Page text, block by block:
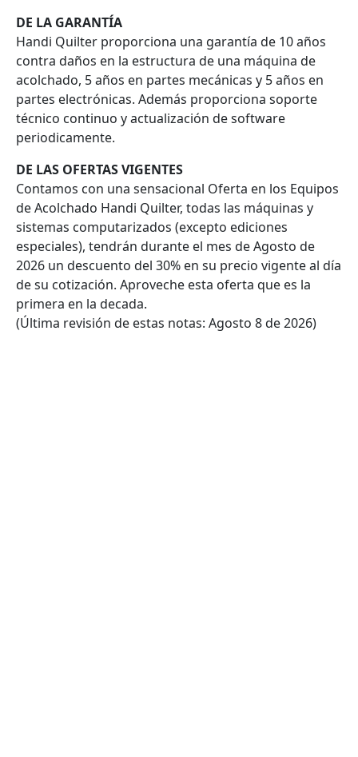
DE LA GARANTÍA
Handi Quilter proporciona una garantía de 10 años
contra daños en la estructura de una máquina de
acolchado, 5 años en partes mecánicas y 5 años en
partes electrónicas. Además proporciona soporte
técnico continuo y actualización de software
periodicamente.
DE LAS OFERTAS VIGENTES
Contamos con una sensacional Oferta en los Equipos
de Acolchado Handi Quilter, todas las máquinas y
sistemas computarizados (excepto ediciones
especiales), tendrán durante el mes de Agosto de
2026 un descuento del 30% en su precio vigente al día
de su cotización. Aproveche esta oferta que es la
primera en la decada.
(Última revisión de estas notas: Agosto 8 de 2026)